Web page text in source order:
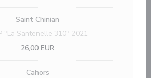
Saint Chinian
"La Santenelle 310" 2021
26,00 EUR
Cahors